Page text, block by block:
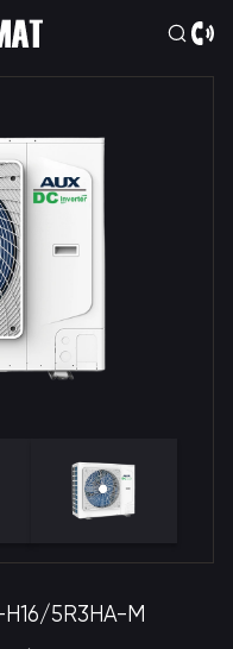
H16/5R3HA-М